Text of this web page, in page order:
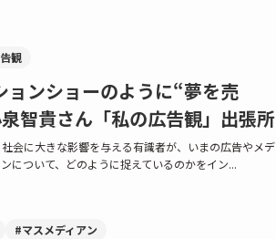
観
ョンショーのように“夢を売
智貴さん「私の広告観」出張所
会に大きな影響を与える有識者が、いまの広告やメデ
について、どのように捉えているのかをイン...
#マスメディアン